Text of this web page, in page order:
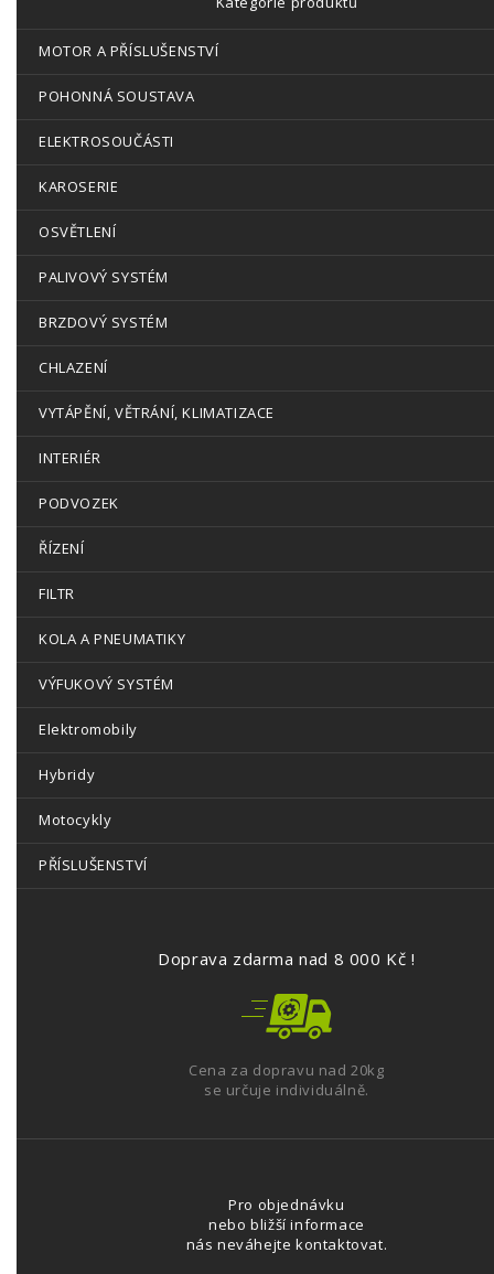
MOTOR A PŘÍSLUŠENSTVÍ
POHONNÁ SOUSTAVA
ELEKTROSOUČÁSTI
KAROSERIE
OSVĚTLENÍ
PALIVOVÝ SYSTÉM
BRZDOVÝ SYSTÉM
CHLAZENÍ
VYTÁPĚNÍ, VĚTRÁNÍ, KLIMATIZACE
INTERIÉR
PODVOZEK
ŘÍZENÍ
FILTR
KOLA A PNEUMATIKY
VÝFUKOVÝ SYSTÉM
Elektromobily
Hybridy
Motocykly
PŘÍSLUŠENSTVÍ
Doprava zdarma nad 8 000 Kč !
Cena za dopravu nad 20kg
se určuje individuálně.
Pro objednávku
nebo bližší informace
nás neváhejte kontaktovat.